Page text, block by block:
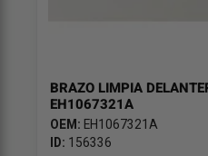
BRAZO LIMPIA
EH1067321A
OEM: EH1067321A
ID: 156336